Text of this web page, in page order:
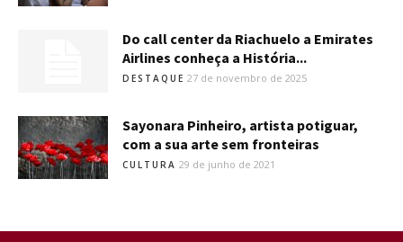
Do call center da Riachuelo a Emirates
Airlines conheça a História...
DESTAQUE 27 de novembro de 2025
Sayonara Pinheiro, artista potiguar,
com a sua arte sem fronteiras
CULTURA 29 de junho de 2021